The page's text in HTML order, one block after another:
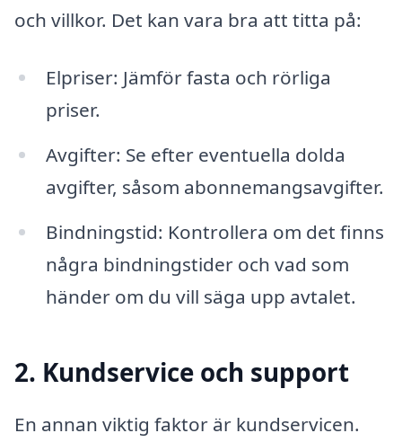
och villkor. Det kan vara bra att titta på:
Elpriser: Jämför fasta och rörliga
priser.
Avgifter: Se efter eventuella dolda
avgifter, såsom abonnemangsavgifter.
Bindningstid: Kontrollera om det finns
några bindningstider och vad som
händer om du vill säga upp avtalet.
2. Kundservice och support
En annan viktig faktor är kundservicen.